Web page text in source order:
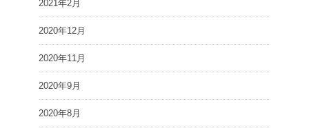
2021年2月
2020年12月
2020年11月
2020年9月
2020年8月